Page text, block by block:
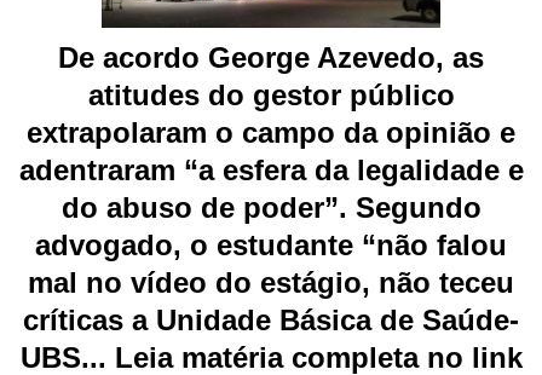
De acordo George Azevedo, as
atitudes do gestor público
extrapolaram o campo da opinião e
adentraram “a esfera da legalidade e
do abuso de poder”. Segundo
advogado, o estudante “não falou
mal no vídeo do estágio, não teceu
críticas a Unidade Básica de Saúde-
UBS... Leia matéria completa no link